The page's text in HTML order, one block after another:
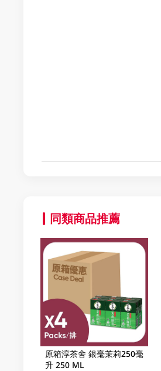
同類商品推薦
原箱淳茶舍 銀毫茉莉250毫
升 250 ML